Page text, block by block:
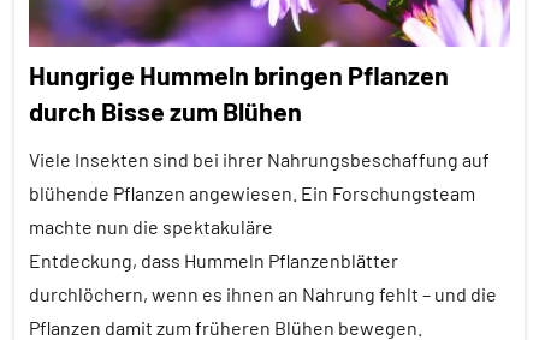
Ernährung
Forschung
aktuell
Insekten
Lernen
und
Kognition
Hungrige Hummeln bringen Pflanzen
durch Bisse zum Blühen
Viele Insekten sind bei ihrer Nahrungsbeschaffung auf
blühende Pflanzen angewiesen. Ein Forschungsteam
machte nun die spektakuläre
Entdeckung, dass Hummeln Pflanzenblätter
durchlöchern, wenn es ihnen an Nahrung fehlt – und die
Pflanzen damit zum früheren Blühen bewegen.